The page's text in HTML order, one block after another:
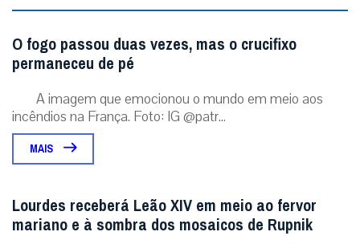
O fogo passou duas vezes, mas o crucifixo
permaneceu de pé
A imagem que emocionou o mundo em meio aos
incêndios na França. Foto: IG @patr...
MAIS
Lourdes receberá Leão XIV em meio ao fervor
mariano e à sombra dos mosaicos de Rupnik